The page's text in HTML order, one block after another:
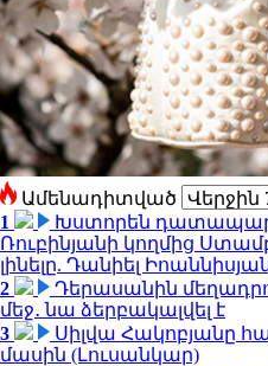
Ամենադիտված
1
Խստորեն
Ռուբինյանի կողմից
լինելը. Դանիել
2
Դերասանին
մեջ․ նա ձերբակալվել է
3
Սիլվա Հակոբյանը
մասին (Լուսանկար)